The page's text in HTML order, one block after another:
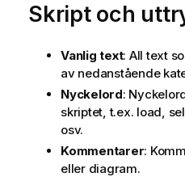
Skript och
Vanlig text: All text
av nedanstående
Nyckelord:
skriptet, t.ex. load
osv.
Kommentarer:
eller diagram.